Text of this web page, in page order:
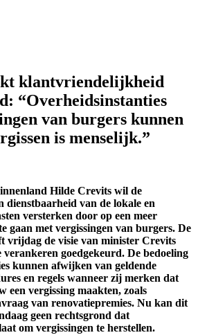
klantvriendelijkheid
“Overheidsinstanties
van burgers kunnen
is menselijk.”
Hilde Crevits wil de
van de lokale en
versterken door op een meer
gaan met vergissingen van burgers. De
vrijdag de visie van minister Crevits
goedgekeurd. De bedoeling
kunnen afwijken van geldende
en regels wanneer zij merken dat
een vergissing maakten, zoals
van renovatiepremies. Nu kan dit
geen rechtsgrond dat
om vergissingen te herstellen.